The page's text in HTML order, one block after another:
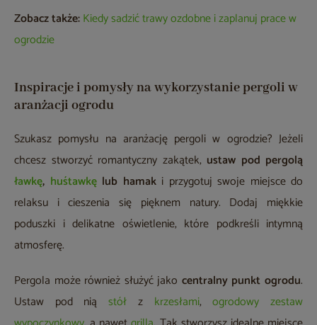
Zobacz także:Kiedy sadzić trawy ozdobne i zaplanuj prace w
ogrodzie
Inspiracje i pomysły na wykorzystanie pergoli w
aranżacji ogrodu
Szukasz pomysłu na aranżację pergoli w ogrodzie? Jeżeli
chcesz stworzyć romantyczny zakątek, ustaw pod pergolą
ławkę, huśtawkęlub hamaki przygotuj swoje miejsce do
relaksu i cieszenia się pięknem natury. Dodaj miękkie
poduszki i delikatne oświetlenie, które podkreśli intymną
atmosferę.
Pergola może również służyć jako centralny punkt ogrodu.
Ustaw pod niąstół z krzesłami,ogrodowy zestaw